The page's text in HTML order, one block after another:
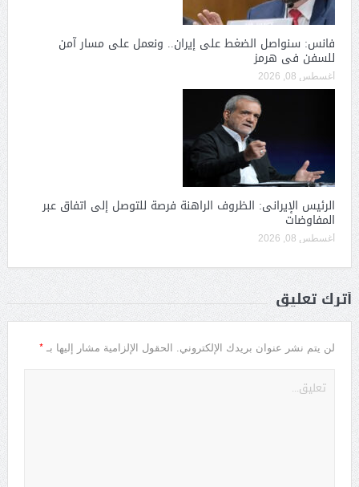
فانس: سنواصل الضغط على إيران.. ونعمل على مسار آمن
للسفن فى هرمز
أغسطس 08, 2026
الرئيس الإيرانى: الظروف الراهنة فرصة للتوصل إلى اتفاق عبر
المفاوضات
أغسطس 08, 2026
أترك تعليق
لن يتم نشر عنوان بريدك الإلكتروني. الحقول الإلزامية مشار إليها بـ *